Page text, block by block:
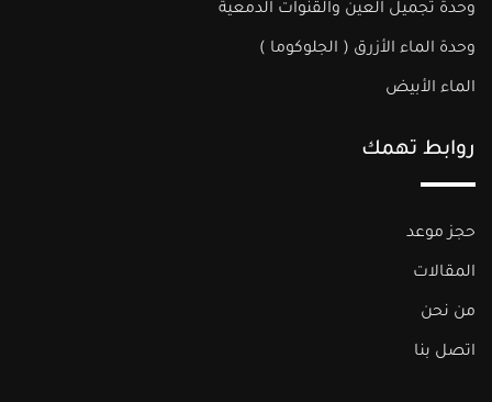
وحدة تجميل العين والقنوات الدمعية
وحدة الماء الأزرق ( الجلوكوما )​
الماء الأبيض
روابط تهمك
حجز موعد
المقالات
من نحن
اتصل بنا